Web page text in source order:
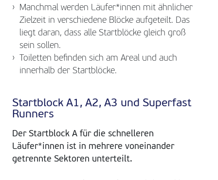
Manchmal werden Läufer*innen mit ähnlicher
Zielzeit in verschiedene Blöcke aufgeteilt. Das
liegt daran, dass alle Startblöcke gleich groß
sein sollen.
Toiletten befinden sich am Areal und auch
innerhalb der Startblöcke.
Startblock A1, A2, A3 und Superfast
Runners
Der Startblock A für die schnelleren
Läufer*innen ist in mehrere voneinander
getrennte Sektoren unterteilt.